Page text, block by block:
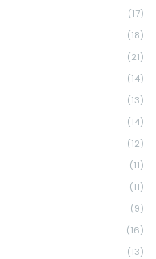
(17)
(18)
(21)
(14)
(13)
(14)
(12)
(11)
(11)
(9)
(16)
(13)